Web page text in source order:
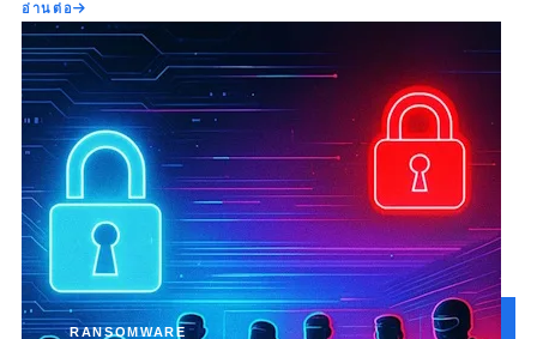
อ่านต่อ
VS.TRADITIONAL
SCANNING
–
MAPPING
THE
ATTACK
SURFACE
RANSOMWARE